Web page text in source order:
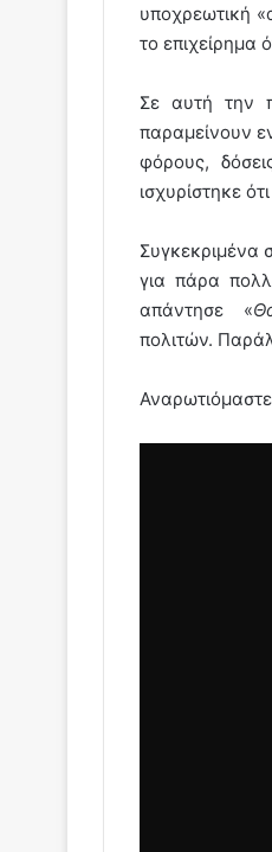
υποχρεωτική
το επιχείρημα
Σε αυτή την
παραμείνουν
φόρους,
ισχυρίστηκε
Συγκεκριμένα
για πάρα
απάντησε
«
πολιτών.